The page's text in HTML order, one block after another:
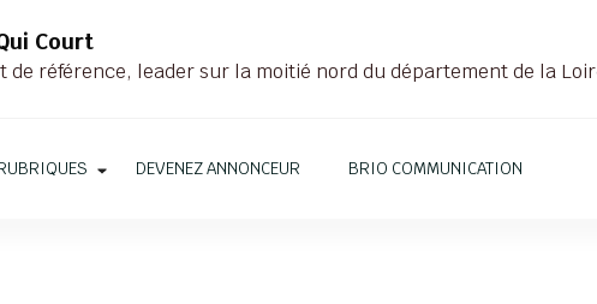
Court
référence, leader sur la moitié nord du département de la
DEVENEZ ANNONCEUR BRIO COMMUNICATION